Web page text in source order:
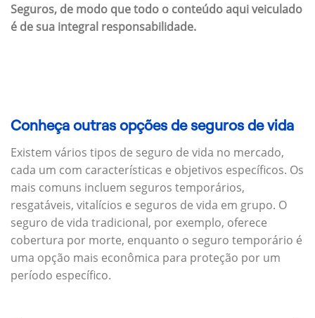
Seguros, de modo que todo o conteúdo aqui veiculado
é de sua integral responsabilidade.
Conheça outras opções de seguros de vida
Existem vários tipos de seguro de vida no mercado,
cada um com características e objetivos específicos. Os
mais comuns incluem seguros temporários,
resgatáveis, vitalícios e seguros de vida em grupo. O
seguro de vida tradicional, por exemplo, oferece
cobertura por morte, enquanto o seguro temporário é
uma opção mais econômica para proteção por um
período específico.